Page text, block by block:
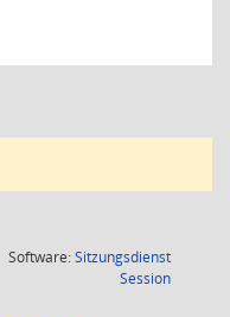
Software:Sitzungsdienst
Session(Wird in